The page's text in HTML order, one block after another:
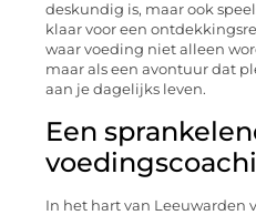
deskundig is, maar ook
klaar voor een
waar voeding niet alleen
maar als een avontuur dat
aan je dagelijks leven.
Een
In het hart van Leeuwarden